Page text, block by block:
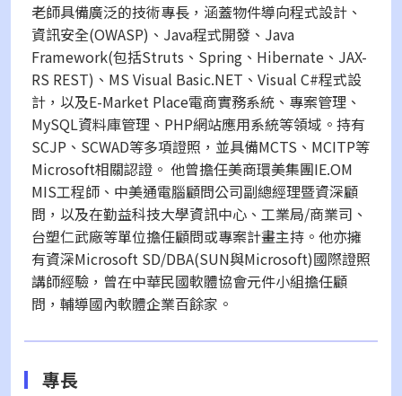
老師具備廣泛的技術專長，涵蓋物件導向程式設計、
資訊安全(OWASP)、Java程式開發、Java
Framework(包括Struts、Spring、Hibernate、JAX-
RS REST)、MS Visual Basic.NET、Visual C#程式設
計，以及E-Market Place電商實務系統、專案管理、
MySQL資料庫管理、PHP網站應用系統等領域。持有
SCJP、SCWAD等多項證照，並具備MCTS、MCITP等
Microsoft相關認證。 他曾擔任美商環美集團IE.OM
MIS工程師、中美通電腦顧問公司副總經理暨資深顧
問，以及在勤益科技大學資訊中心、工業局/商業司、
台塑仁武廠等單位擔任顧問或專案計畫主持。他亦擁
有資深Microsoft SD/DBA(SUN與Microsoft)國際證照
講師經驗，曾在中華民國軟體協會元件小組擔任顧
問，輔導國內軟體企業百餘家。
專長